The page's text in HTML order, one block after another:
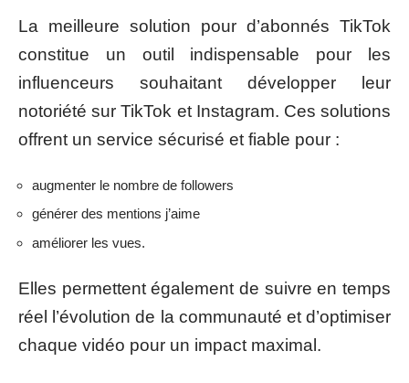
La meilleure solution pour d’abonnés TikTok
constitue un outil indispensable pour les
influenceurs souhaitant développer leur
notoriété sur TikTok et Instagram. Ces solutions
offrent un service sécurisé et fiable pour :
augmenter le nombre de followers
générer des mentions j’aime
améliorer les vues.
Elles permettent également de suivre en temps
réel l’évolution de la communauté et d’optimiser
chaque vidéo pour un impact maximal.